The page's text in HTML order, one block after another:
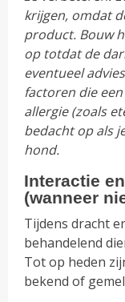
krijgen, omdat
product. Bouw
op totdat de
eventueel
factoren die
allergie (zoals
bedacht op als
hond.
Interactie
(wanneer
Tijdens dracht
behandelend
Tot op heden
bekend of